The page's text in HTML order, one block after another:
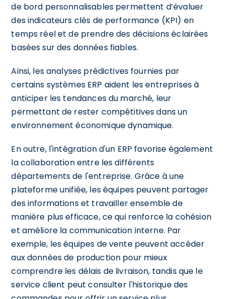
de bord personnalisables permettent d’évaluer
des indicateurs clés de performance (KPI) en
temps réel et de prendre des décisions éclairées
basées sur des données fiables.
Ainsi, les analyses prédictives fournies par
certains systèmes ERP aident les entreprises à
anticiper les tendances du marché, leur
permettant de rester compétitives dans un
environnement économique dynamique.
En outre, l'intégration d'un ERP favorise également
la collaboration entre les différents
départements de l'entreprise. Grâce à une
plateforme unifiée, les équipes peuvent partager
des informations et travailler ensemble de
manière plus efficace, ce qui renforce la cohésion
et améliore la communication interne. Par
exemple, les équipes de vente peuvent accéder
aux données de production pour mieux
comprendre les délais de livraison, tandis que le
service client peut consulter l'historique des